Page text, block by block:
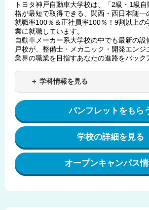
トヨタ神戸自動車大学校は、「2級・1級
格が最短で取得できる、関西・西日本随一
就職率100％＆正社員率100％！9割以上の
業に就職しています。
自動車メーカー系大学校の中でも最新の設
戸校が、整備士・メカニック・開発エンジ
業界の職業を目指すあなたの進路をバック
＋ 学科情報を見る
パンフレットをもら
学校の詳細を見る
オープンキャンパス